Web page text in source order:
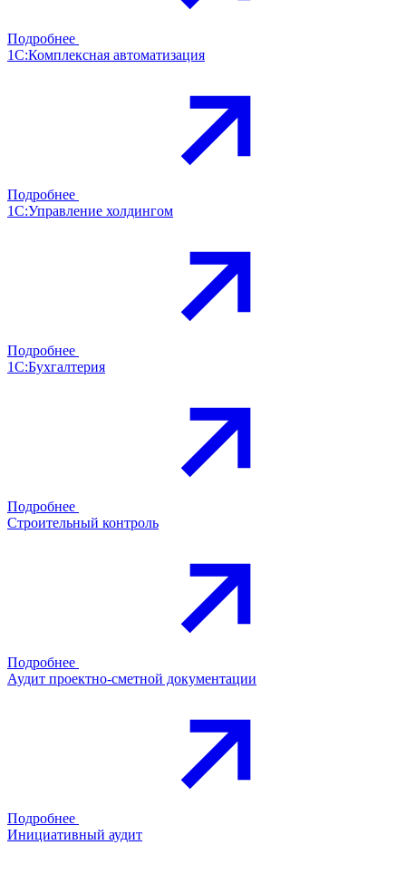
Подробнее
1С:Комплексная автоматизация
Подробнее
1С:Управление холдингом
Подробнее
1С:Бухгалтерия
Подробнее
Строительный контроль
Подробнее
Аудит проектно-сметной документации
Подробнее
Инициативный аудит